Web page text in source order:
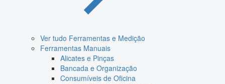
Ver tudo Ferramentas e Medição
Ferramentas Manuais
Alicates e Pinças
Bancada e Organização
Consumíveis de Oficina